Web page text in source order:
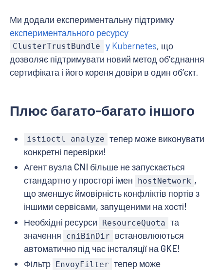
Ми додали експериментальну підтримку
експериментального ресурсу
ClusterTrustBundle у Kubernetes, що
дозволяє підтримувати новий метод обʼєднання
сертифіката і його кореня довіри в один обʼєкт.
Плюс багато-багато іншого
istioctl analyze тепер може виконувати
конкретні перевірки!
Агент вузла CNI більше не запускається
стандартно у просторі імен
hostNetwork ,
що зменшує ймовірність конфліктів портів з
іншими сервісами, запущеними на хості!
Необхідні ресурси
ResourceQuota та
значення
cniBinDir
встановлюються
автоматично під час інсталяції на GKE!
Фільтр
EnvoyFilter тепер може